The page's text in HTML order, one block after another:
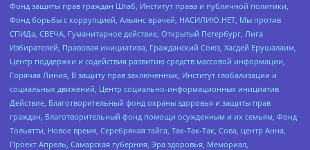
Фонд защиты прав граждан Штаб, Институт права и публичной политики,
Фонд борьбы с коррупцией, Альянс врачей, НАСИЛИЮ.НЕТ, Мы против
СПИДа, СВЕЧА, Гуманитарное действие, Открытый Петербург, Лига
Избирателей, Правовая инициатива, Гражданский Союз, Хасдей Ерушалаим,
Центр поддержки и содействия развитию средств массовой информации,
Горячая Линия, В защиту прав заключенных, Институт глобализации и
социальных движений, Центр социально-информационных инициатив
Действие, Благотворительный фонд охраны здоровья и защиты прав
граждан, Благотворительный фонд помощи осужденным и их семьям, Фонд
Тольятти, Новое время, Серебряная тайга, Так-Так-Так, Сова, центр Анна,
Проект Апрель, Самарская губерния, Эра здоровья, Мемориал,